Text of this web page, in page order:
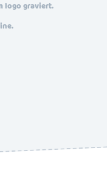
logo graviert.